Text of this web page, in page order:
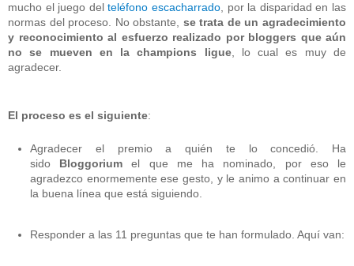
mucho el juego delteléfono escacharrado, por la disparidad en las
normas del proceso. No obstante, se trata de un agradecimiento
y reconocimiento al esfuerzo realizado por bloggers que aún
no se mueven en la champions ligue, lo cual es muy de
agradecer.
El proceso es el siguiente:
Agradecer el premio a quién te lo concedió. Ha
sido Bloggorium el que me ha nominado, por eso le
agradezco enormemente ese gesto, y le animo a continuar en
la buena línea que está siguiendo.
Responder a las 11 preguntas que te han formulado. Aquí van: